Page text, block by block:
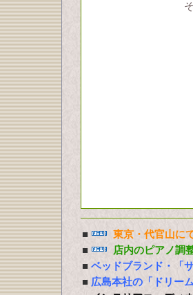
■
東京・代官山に
■
店内のピアノ調
■ ベッドブランド・「
■ 広島本社の「ドリー